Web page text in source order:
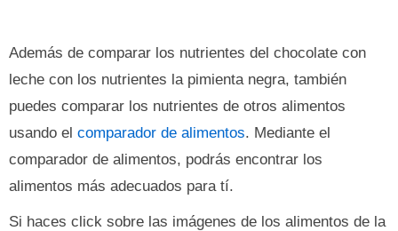
Además de comparar los nutrientes del chocolate con
leche con los nutrientes la pimienta negra, también
puedes comparar los nutrientes de otros alimentos
usando el comparador de alimentos. Mediante el
comparador de alimentos, podrás encontrar los
alimentos más adecuados para tí.
Si haces click sobre las imágenes de los alimentos de la